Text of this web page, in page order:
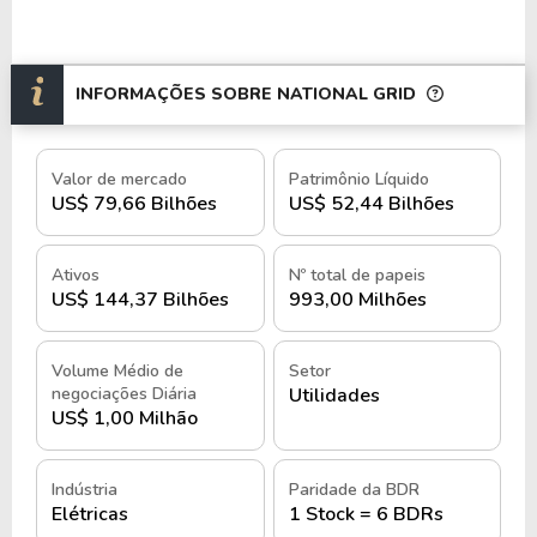
subsidiárias que atuam em áreas como energia
renovável e consultoria em eficiência energética,
com um total de 23.000 funcionários, sendo
responsável por atender milhões de consumidores
residenciais, comerciais e industriais.
Suas operações incluem uma ampla rede de
distribuição que cobre áreas urbanas e rurais nos
países onde atua, com uma estrutura operacional
composta por redes de transmissão de alta tensão,
sistemas de distribuição local e centros de controle
de energia.
A empresa é negociadano exterior, por meio
daNYSE (Bolsa de Valores de Nova York) sob o
ticker NGG
, sendo possível adquirir suas ações
INFORMAÇÕES SOBRE NATIONAL GRID
Valor de mercado
US$ 79,66 Bilhões
Patrimônio Líquido
US$ 52,44 Bilhões
Ativos
US$ 144,37 Bilhões
Nº total de papeis
993,00 Milhões
Volume Médio de
negociações Diária
US$ 1,00 Milhão
Setor
Utilidades
Indústria
Elétricas
Paridade da BDR
1 Stock = 6 BDRs